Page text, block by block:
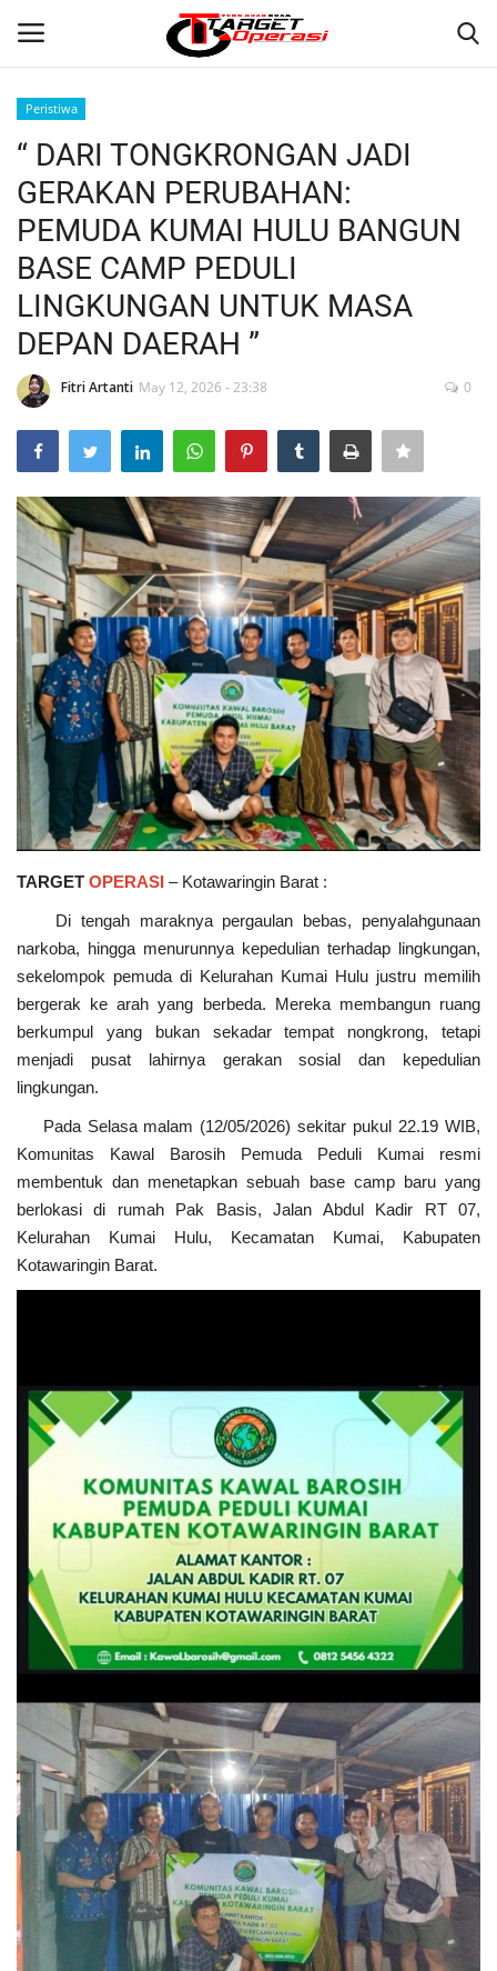
Home
Contact
NASIONAL
TO.CHANEL
Peristiwa
“ DARI TONGKRONGAN JADI
GERAKAN PERUBAHAN:
PEMUDA KUMAI HULU BANGUN
BASE CAMP PEDULI
LINGKUNGAN UNTUK MASA
DEPAN DAERAH ”
Fitri Artanti May 12, 2026 - 23:38 0
TARGET OPERASI – Kotawaringin Barat :
Di tengah maraknya pergaulan bebas, penyalahgunaan
narkoba, hingga menurunnya kepedulian terhadap lingkungan,
sekelompok pemuda di Kelurahan Kumai Hulu justru memilih
bergerak ke arah yang berbeda. Mereka membangun ruang
berkumpul yang bukan sekadar tempat nongkrong, tetapi
menjadi pusat lahirnya gerakan sosial dan kepedulian
lingkungan.
Pada Selasa malam (12/05/2026) sekitar pukul 22.19 WIB,
Komunitas Kawal Barosih Pemuda Peduli Kumai resmi
membentuk dan menetapkan sebuah base camp baru yang
berlokasi di rumah Pak Basis, Jalan Abdul Kadir RT 07,
Kelurahan Kumai Hulu, Kecamatan Kumai, Kabupaten
Kotawaringin Barat.